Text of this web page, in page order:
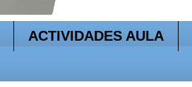
ACTIVIDADES AULA